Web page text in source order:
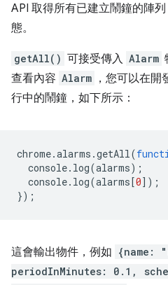
API 取得所有已建立鬧鐘的陣
態。
getAll() 可接受傳入 Alarm
查看內容 Alarm ，您可以在
行中的鬧鐘，如下所示：
chrome.alarms .getAll (
console. log(alarms);
console. log(alarms[0]);
});
這會輸出物件，例如 {name:
periodInMinutes: 0.1,